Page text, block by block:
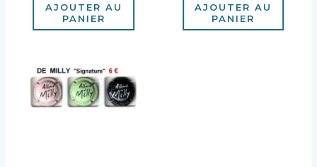
AJOUTER AU
PANIER
AJOUTER AU
PANIER